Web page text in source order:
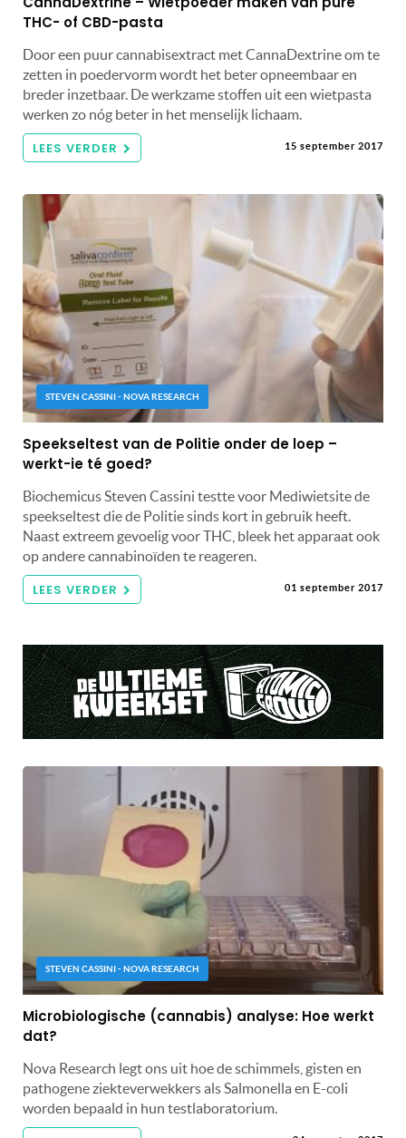
THC- of CBD-pasta
Door een puur cannabisextract met CannaDextrine om te
zetten in poedervorm wordt het beter opneembaar en
breder inzetbaar. De werkzame stoffen uit een wietpasta
werken zo nóg beter in het menselijk lichaam.
LEES VERDER 15 september 2017
STEVEN CASSINI - NOVA RESEARCH
Speekseltest van de Politie onder de loep –
werkt-ie té goed?
Biochemicus Steven Cassini testte voor Mediwietsite de
speekseltest die de Politie sinds kort in gebruik heeft.
Naast extreem gevoelig voor THC, bleek het apparaat ook
op andere cannabinoïden te reageren.
LEES VERDER 01 september 2017
STEVEN CASSINI - NOVA RESEARCH
Microbiologische (cannabis) analyse: Hoe werkt
dat?
Nova Research legt ons uit hoe de schimmels, gisten en
pathogene ziekteverwekkers als Salmonella en E-coli
worden bepaald in hun testlaboratorium.